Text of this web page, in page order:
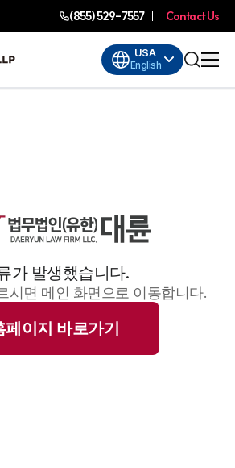
(855) 529-7557 Contact Us
USA
English
가 발생했습니다.
시면 메인 화면으로 이동합니다.
페이지 바로가기